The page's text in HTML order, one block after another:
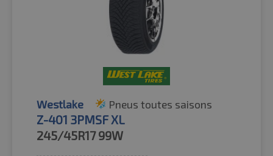
Westlake Pneus toutes saisons
Z-401 3PMSF XL
245/45R17 99W